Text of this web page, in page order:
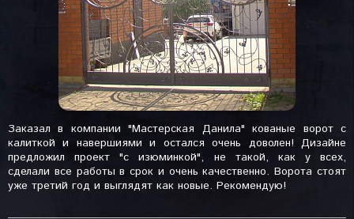
Заказал в компании "Мастерская Данила" кованые ворот с
калиткой и навершиями и остался очень доволен! Дизайне
предложил проект "с изюминкой", не такой, как у всех,
сделали все работы в срок и очень качественно. Ворота стоят
уже третий год и выглядят как новые. Рекомендую!